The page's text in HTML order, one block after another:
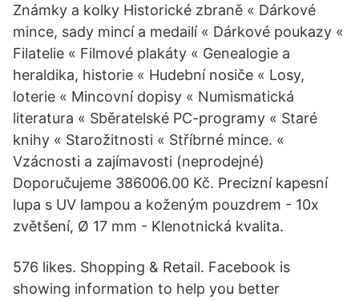
Známky a kolky Historické zbraně « Dárkové
mince, sady mincí a medailí « Dárkové poukazy «
Filatelie « Filmové plakáty « Genealogie a
heraldika, historie « Hudební nosiče « Losy,
loterie « Mincovní dopisy « Numismatická
literatura « Sběratelské PC-programy « Staré
knihy « Starožitnosti « Stříbrné mince. «
Vzácnosti a zajímavosti (neprodejné)
Doporučujeme 386006.00 Kč. Precizní kapesní
lupa s UV lampou a koženým pouzdrem - 10x
zvětšení, Ø 17 mm - Klenotnická kvalita.
576 likes. Shopping & Retail. Facebook is
showing information to help you better